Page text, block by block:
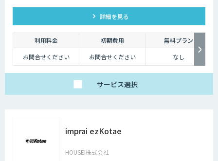
詳細を見る
利用料金 初期費用
無料プラン
お問合せください
お問合せください なし
サービス選択
imprai ezKotae
HOUSEI株式会社